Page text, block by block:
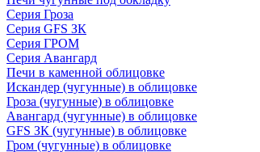
Серия Гроза
Серия GFS ЗК
Серия ГРОМ
Серия Авангард
Печи в каменной облицовке
Искандер (чугунные) в облицовке
Гроза (чугунные) в облицовке
Авангард (чугунные) в облицовке
GFS ЗК (чугунные) в облицовке
Гром (чугунные) в облицовке